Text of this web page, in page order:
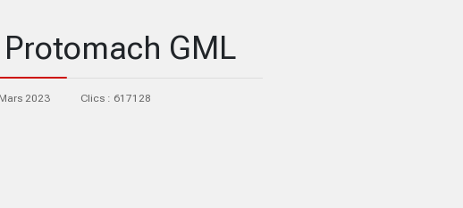
GML
2023 Clics : 617128